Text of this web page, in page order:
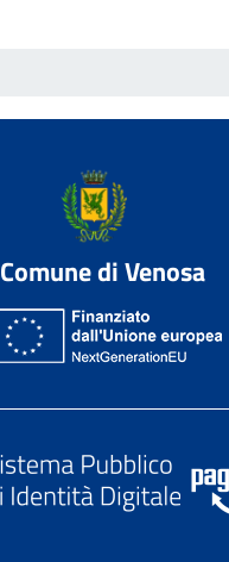
Comune di Venosa